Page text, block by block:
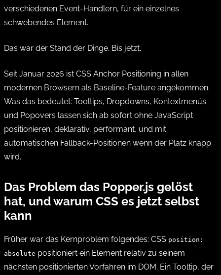
verschiedenen Event-Handlern, für ein einzelnes
schwebendes Element.
Das war der Stand der Dinge. Bis jetzt.
Seit Januar 2026 ist CSS Anchor Positioning in allen
modernen Browsern als Baseline-Feature angekommen.
Was das bedeutet: Tooltips, Dropdowns, Kontextmenüs
und Popovers lassen sich ab sofort ohne JavaScript
positionieren, deklarativ, performant, und mit
automatischen Fallback-Positionen wenn der Platz knapp
wird.
Das Problem das Popper.js gelöst
hat, und warum CSS es jetzt selbst
kann
Früher war das Kernproblem folgendes: CSS position:
absolute positioniert ein Element relativ zu seinem
nächsten positionierten Vorfahren im DOM. Ein Tooltip, der